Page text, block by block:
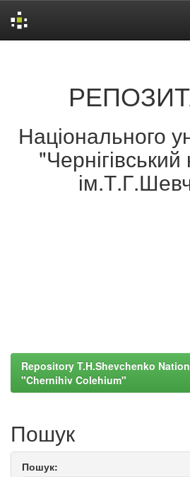
Національного
"Чернігівський
Repository T.H.Shevchenko
"Chernihiv Colehium"
Пошук
Пошук: